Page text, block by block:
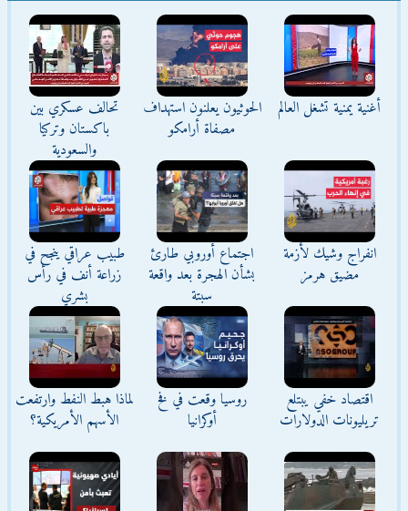
أغنية يمنية تشغل العالم
الحوثيون يعلنون استهداف
مصفاة أرامكو
تحالف عسكري بين
باكستان وتركيا
والسعودية
انفراج وشيك لأزمة
مضيق هرمز
اجتماع أوروبي طارئ
بشأن الهجرة بعد واقعة
سبتة
طبيب عراقي ينجح في
زراعة أنف في رأس
بشري
اقتصاد خفي يبتلع
تريليونات الدولارات
روسيا وقعت في فخ
أوكرانيا
لماذا هبط النفط وارتفعت
الأسهم الأمريكية؟